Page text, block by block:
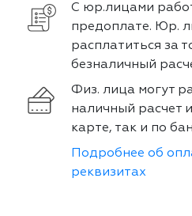
С юр.лицами
предоплате. Юр.
расплатиться за
безналичный
Физ. лица могут
наличный расчет
карте, так и по
Подробнее об
реквизитах